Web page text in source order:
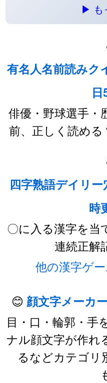
▶ も
有名人名前読みク
日
俳優・野球選手
前、正しく読める
四字熟語デイリ
時
〇に入る漢字を当
連続正解
他の漢字ゲ
😊 顔文字メーカ
目・口・輪郭・手
ナル顔文字が作れ
るなどカテゴリ